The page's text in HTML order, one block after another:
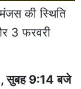
की स्थिति
3 फरवरी
सुबह 9:14 बजे